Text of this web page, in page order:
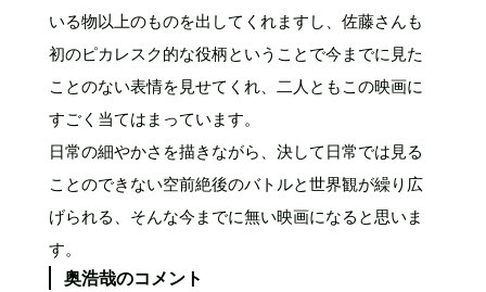
いる物以上のものを出してくれますし、佐藤さんも
初のピカレスク的な役柄ということで今までに見た
ことのない表情を見せてくれ、二人ともこの映画に
すごく当てはまっています。
日常の細やかさを描きながら、決して日常では見る
ことのできない空前絶後のバトルと世界観が繰り広
げられる、そんな今までに無い映画になると思いま
す。
奥浩哉のコメント